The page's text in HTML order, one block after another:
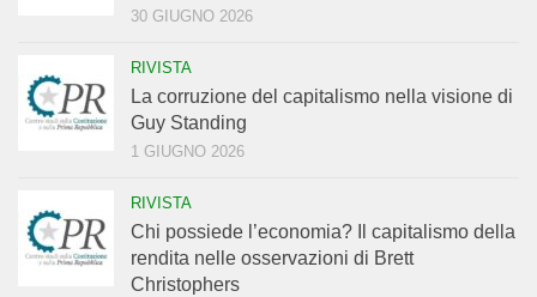
30 GIUGNO 2026
RIVISTA
La corruzione del capitalismo nella visione di
Guy Standing
1 GIUGNO 2026
RIVISTA
Chi possiede l’economia? Il capitalismo della
rendita nelle osservazioni di Brett
Christophers